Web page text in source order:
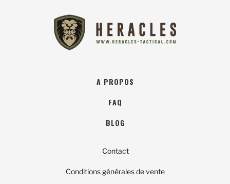
A PROPOS
FAQ
BLOG
Contact
Conditions générales de vente